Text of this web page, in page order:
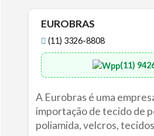
EUROBRAS
(11) 3326-8808
(11)
A Eurobras é uma
importação de tecido de
poliamida, velcros,